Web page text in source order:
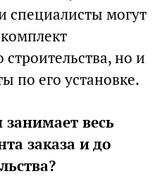
специалисты могут
но и
по его установке.
весь
заказа и до